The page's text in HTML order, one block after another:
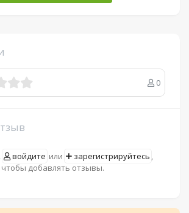
0
войдите или зарегистрируйтесь ,
чтобы добавлять отзывы.